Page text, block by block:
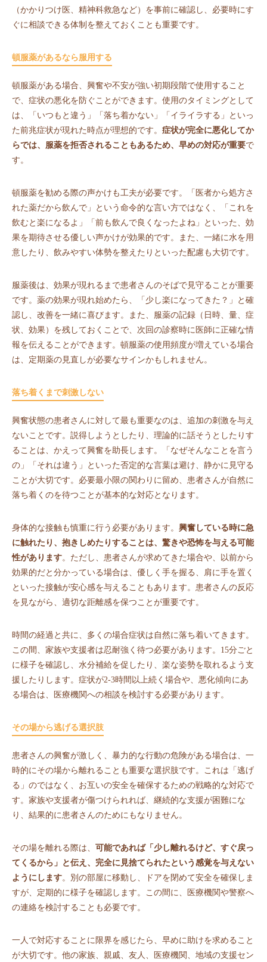
（かかりつけ医、精神科救急など）を事前に確認し、必要時にす
ぐに相談できる体制を整えておくことも重要です。
頓服薬があるなら服用する
頓服薬がある場合、興奮や不安が強い初期段階で使用すること
で、症状の悪化を防ぐことができます。使用のタイミングとして
は、「いつもと違う」「落ち着かない」「イライラする」といっ
た前兆症状が現れた時点が理想的です。 症状が完全に悪化してか
らでは、服薬を拒否されることもあるため、早めの対応が重要で
す。
頓服薬を勧める際の声かけも工夫が必要です。「医者から処方さ
れた薬だから飲んで」という命令的な言い方ではなく、「これを
飲むと楽になるよ」「前も飲んで良くなったよね」といった、効
果を期待させる優しい声かけが効果的です。また、一緒に水を用
意したり、飲みやすい体勢を整えたりといった配慮も大切です。
服薬後は、効果が現れるまで患者さんのそばで見守ることが重要
です。薬の効果が現れ始めたら、「少し楽になってきた？」と確
認し、改善を一緒に喜びます。また、服薬の記録（日時、量、症
状、効果）を残しておくことで、次回の診察時に医師に正確な情
報を伝えることができます。頓服薬の使用頻度が増えている場合
は、定期薬の見直しが必要なサインかもしれません。
落ち着くまで刺激しない
興奮状態の患者さんに対して最も重要なのは、追加の刺激を与え
ないことです。説得しようとしたり、理論的に話そうとしたりす
ることは、かえって興奮を助長します。「なぜそんなことを言う
の」「それは違う」といった否定的な言葉は避け、静かに見守る
ことが大切です。必要最小限の関わりに留め、患者さんが自然に
落ち着くのを待つことが基本的な対応となります。
身体的な接触も慎重に行う必要があります。 興奮している時に急
に触れたり、抱きしめたりすることは、驚きや恐怖を与える可能
性があります。ただし、患者さんが求めてきた場合や、以前から
効果的だと分かっている場合は、優しく手を握る、肩に手を置く
といった接触が安心感を与えることもあります。患者さんの反応
を見ながら、適切な距離感を保つことが重要です。
時間の経過と共に、多くの場合症状は自然に落ち着いてきます。
この間、家族や支援者は忍耐強く待つ必要があります。15分ごと
に様子を確認し、水分補給を促したり、楽な姿勢を取れるよう支
援したりします。症状が2-3時間以上続く場合や、悪化傾向にあ
る場合は、医療機関への相談を検討する必要があります。
その場から逃げる選択肢
患者さんの興奮が激しく、暴力的な行動の危険がある場合は、一
時的にその場から離れることも重要な選択肢です。これは「逃げ
る」のではなく、お互いの安全を確保するための戦略的な対応で
す。家族や支援者が傷つけられれば、継続的な支援が困難にな
り、結果的に患者さんのためにもなりません。
その場を離れる際は、 可能であれば「少し離れるけど、すぐ戻っ
てくるから」と伝え、完全に見捨てられたという感覚を与えない
ようにします。別の部屋に移動し、ドアを閉めて安全を確保しま
すが、定期的に様子を確認します。この間に、医療機関や警察へ
の連絡を検討することも必要です。
一人で対応することに限界を感じたら、早めに助けを求めること
が大切です。他の家族、親戚、友人、医療機関、地域の支援セン